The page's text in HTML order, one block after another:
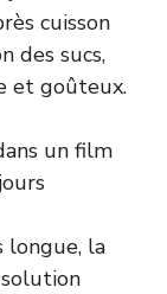
cuisson
des sucs,
et goûteux.
un film
longue, la